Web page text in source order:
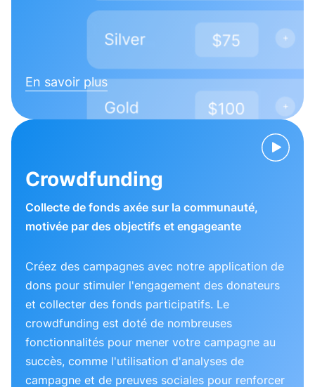
En savoir plus
Crowdfunding
Collecte de fonds axée sur la communauté,
motivée par des objectifs et engageante
Créez des campagnes avec notre application de
dons pour stimuler l'engagement des donateurs
et collecter des fonds participatifs. Le
crowdfunding est doté de nombreuses
fonctionnalités pour mener votre campagne au
succès, comme l'utilisation d'analyses de
campagne et de preuves sociales pour renforcer